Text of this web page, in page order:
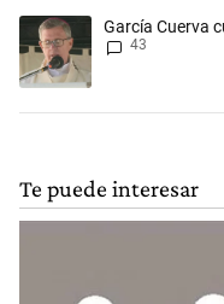
Un artículo de tendencia
García Cuerva
43